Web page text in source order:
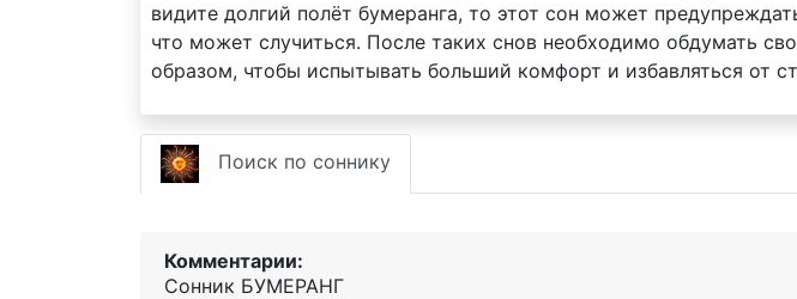
видите долгий полёт бумеранга, то этот сон может
что может случиться. После таких снов необходимо обдумать
образом, чтобы испытывать больший комфорт и избавляться от
Поиск по соннику
Комментарии:
Сонник БУМЕРАНГ